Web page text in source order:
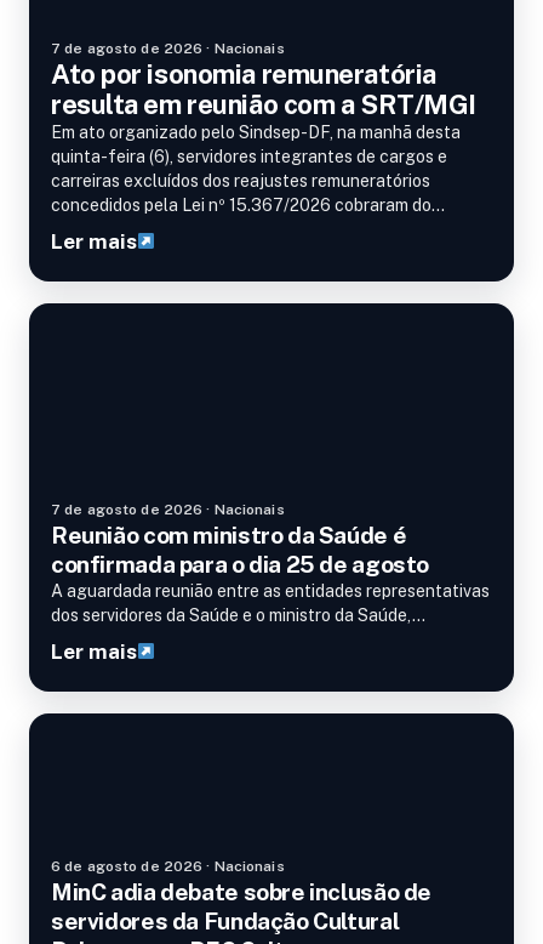
7 de agosto de 2026 · Nacionais
Ato por isonomia remuneratória
resulta em reunião com a SRT/MGI
Em ato organizado pelo Sindsep-DF, na manhã desta
quinta-feira (6), servidores integrantes de cargos e
carreiras excluídos dos reajustes remuneratórios
concedidos pela Lei nº 15.367/2026 cobraram do
governo a correção das distorções salariais. Realizada
em frente…
Ler mais
7 de agosto de 2026 · Nacionais
Reunião com ministro da Saúde é
confirmada para o dia 25 de agosto
A aguardada reunião entre as entidades representativas
dos servidores da Saúde e o ministro da Saúde,…
Ler mais
6 de agosto de 2026 · Nacionais
MinC adia debate sobre inclusão de
servidores da Fundação Cultural